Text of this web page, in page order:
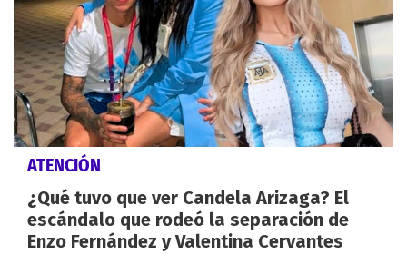
ATENCIÓN
¿Qué tuvo que ver Candela Arizaga? El
escándalo que rodeó la separación de
Enzo Fernández y Valentina Cervantes